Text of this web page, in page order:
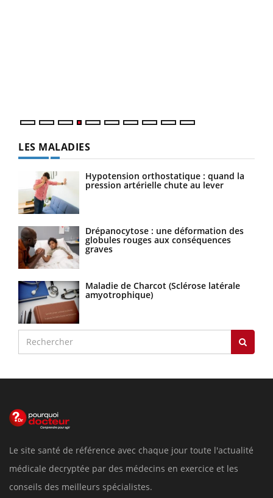
LES MALADIES
Hypotension orthostatique : quand la
pression artérielle chute au lever
Drépanocytose : une déformation des
globules rouges aux conséquences
graves
Maladie de Charcot (Sclérose latérale
amyotrophique)
Le site santé de référence avec chaque jour toute l'actualité
médicale decryptée par des médecins en exercice et les
conseils des meilleurs spécialistes.